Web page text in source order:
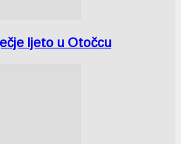
ljeto u Otočcu